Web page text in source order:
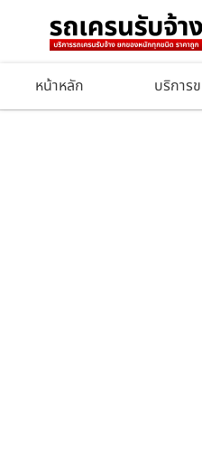
หน้าหลัก บริการ